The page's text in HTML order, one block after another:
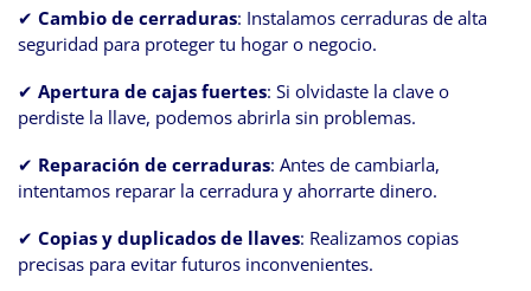
✔ Cambio de cerraduras: Instalamos cerraduras de alta
seguridad para proteger tu hogar o negocio.
✔ Apertura de cajas fuertes: Si olvidaste la clave o
perdiste la llave, podemos abrirla sin problemas.
✔ Reparación de cerraduras: Antes de cambiarla,
intentamos reparar la cerradura y ahorrarte dinero.
✔ Copias y duplicados de llaves: Realizamos copias
precisas para evitar futuros inconvenientes.